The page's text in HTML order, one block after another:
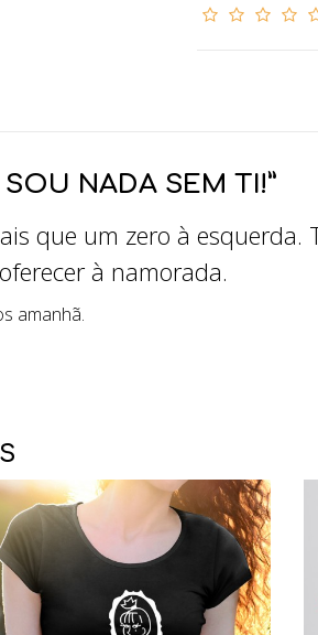
NADA SEM TI!”
que um zero à
à namorada.
amanhã.